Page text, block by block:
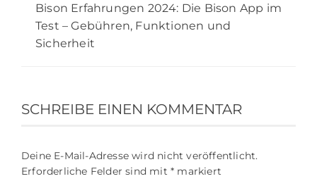
Bison Erfahrungen 2024: Die Bison App im
Test – Gebühren, Funktionen und
Sicherheit
SCHREIBE EINEN KOMMENTAR
Deine E-Mail-Adresse wird nicht veröffentlicht.
Erforderliche Felder sind mit * markiert